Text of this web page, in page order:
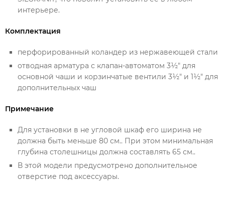
интерьере.
Комплектация
перфорированный коландер из нержавеющей стали
отводная арматура с клапан-автоматом 3½" для
основной чаши и корзинчатые вентили 3½" и 1½" для
дополнительных чаш
Примечание
Для установки в не угловой шкаф его ширина не
должна быть меньше 80 см.. При этом минимальная
глубина столешницы должна составлять 65 см..
В этой модели предусмотрено дополнительное
отверстие под аксессуары.